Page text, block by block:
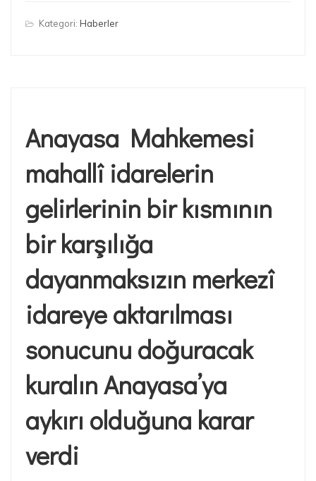
Kategori: Haberler
Anayasa Mahkemesi
mahallî idarelerin
gelirlerinin bir kısmının
bir karşılığa
dayanmaksızın merkezî
idareye aktarılması
sonucunu doğuracak
kuralın Anayasa’ya
aykırı olduğuna karar
verdi